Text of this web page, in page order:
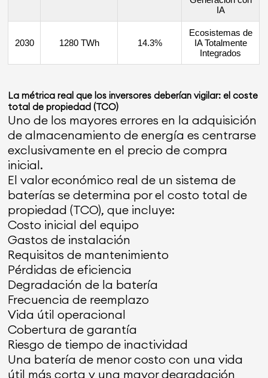
IA
2030 1280 TWh 14.3%
Ecosistemas de
IA Totalmente
Integrados
La métrica real que los inversores deberían vigilar: el coste
total de propiedad (TCO)
Uno de los mayores errores en la adquisición
de almacenamiento de energía es centrarse
exclusivamente en el precio de compra
inicial.
El valor económico real de un sistema de
baterías se determina por el costo total de
propiedad (TCO), que incluye:
Costo inicial del equipo
Gastos de instalación
Requisitos de mantenimiento
Pérdidas de eficiencia
Degradación de la batería
Frecuencia de reemplazo
Vida útil operacional
Cobertura de garantía
Riesgo de tiempo de inactividad
Una batería de menor costo con una vida
útil más corta y una mayor degradación